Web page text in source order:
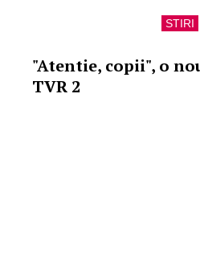
STIRI
"Atentie, copii", o
TVR 2